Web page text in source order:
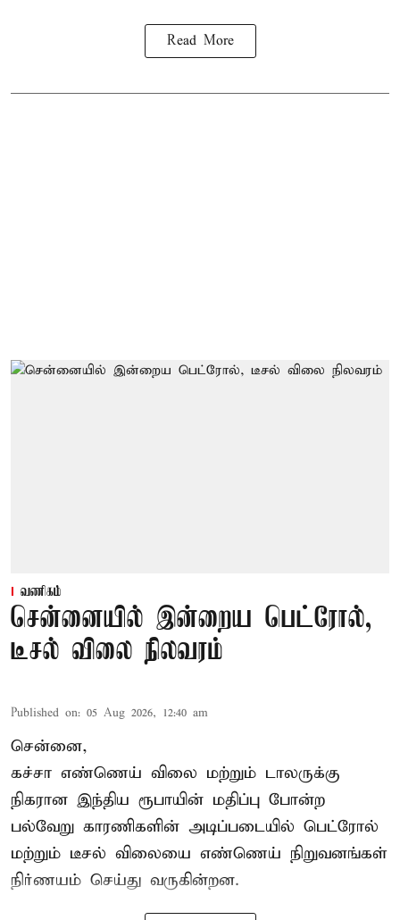
Read More
வணிகம்
சென்னையில் இன்றைய பெட்ரோல்,
டீசல் விலை நிலவரம்
Published on: 05 Aug 2026, 12:40 am
சென்னை,
கச்சா எண்ணெய் விலை மற்றும் டாலருக்கு
நிகரான இந்திய ரூபாயின் மதிப்பு போன்ற
பல்வேறு காரணிகளின் அடிப்படையில் பெட்ரோல்
மற்றும் டீசல் விலையை எண்ணெய் நிறுவனங்கள்
நிர்ணயம் செய்து வருகின்றன.